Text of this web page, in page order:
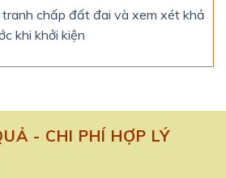
chấp đất đai và xem xét khả
khi khởi kiện
- CHI PHÍ HỢP LÝ